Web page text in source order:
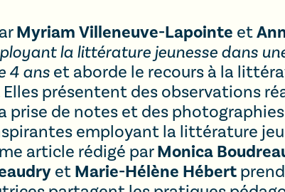
Myriam Villeneuve-Lapointe et
la littérature jeunesse dans
4 ans et aborde le recours à la
présentent des observations
prise de notes et des
employant la littérature
article rédigé parMonica
et Marie-Hélène Hébert